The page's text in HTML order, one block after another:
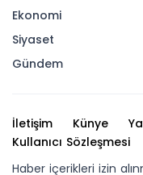
Ekonomi
Siyaset
Gündem
İletişim Künye
Kullanıcı Sözleşmesi
Haber içerikleri izin